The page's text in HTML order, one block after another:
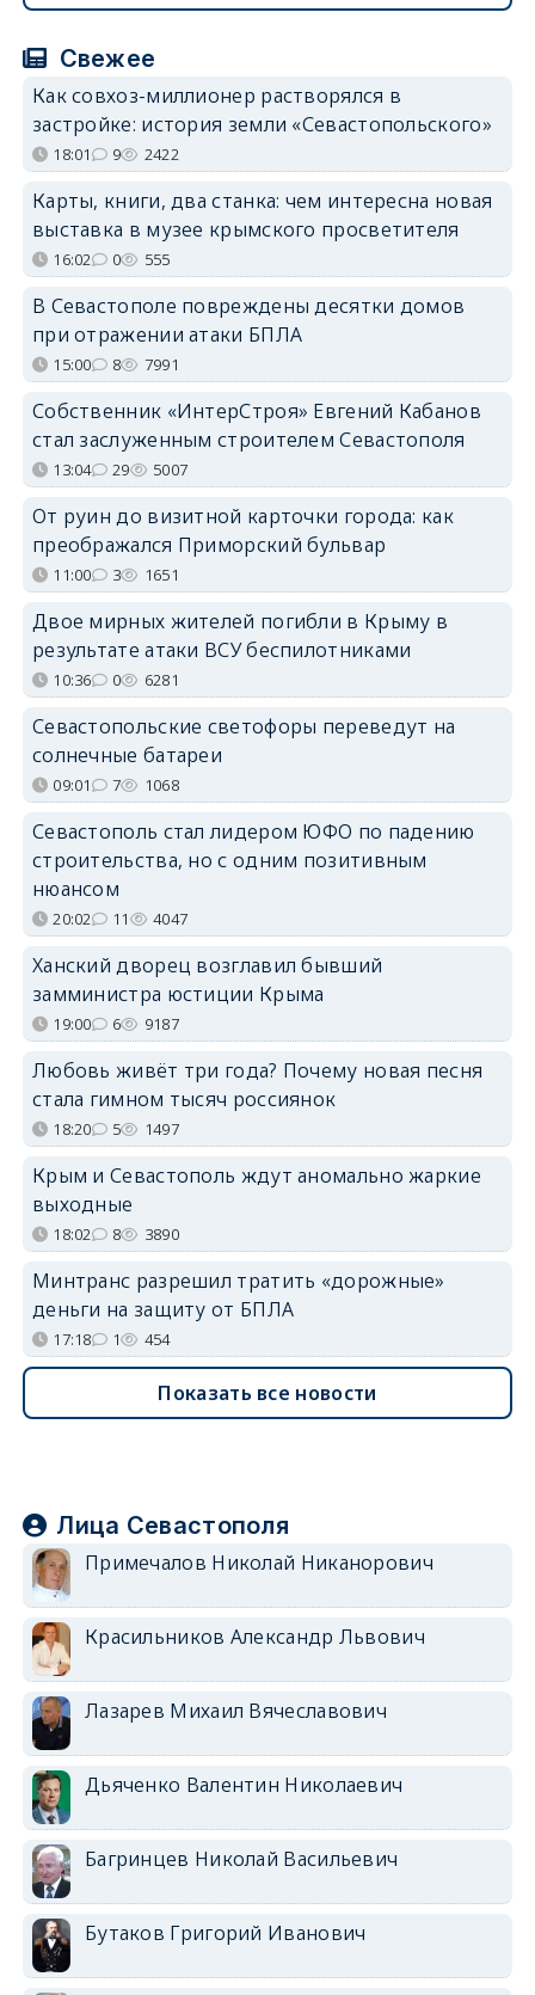
Свежее
Как совхоз-миллионер растворялся в
застройке: история земли «Севастопольского»
18:01 9 2422
Карты, книги, два станка: чем интересна новая
выставка в музее крымского просветителя
16:02 0 555
В Севастополе повреждены десятки домов
при отражении атаки БПЛА
15:00 8 7991
Собственник «ИнтерСтроя» Евгений Кабанов
стал заслуженным строителем Севастополя
13:04 29 5007
От руин до визитной карточки города: как
преображался Приморский бульвар
11:00 3 1651
Двое мирных жителей погибли в Крыму в
результате атаки ВСУ беспилотниками
10:36 0 6281
Севастопольские светофоры переведут на
солнечные батареи
09:01 7 1068
Севастополь стал лидером ЮФО по падению
строительства, но с одним позитивным
нюансом
20:02 11 4047
Ханский дворец возглавил бывший
замминистра юстиции Крыма
19:00 6 9187
Любовь живёт три года? Почему новая песня
стала гимном тысяч россиянок
18:20 5 1497
Крым и Севастополь ждут аномально жаркие
выходные
18:02 8 3890
Минтранс разрешил тратить «дорожные»
деньги на защиту от БПЛА
17:18 1 454
Показать все новости
Лица Севастополя
Примечалов Николай Никанорович
Красильников Александр Львович
Лазарев Михаил Вячеславович
Дьяченко Валентин Николаевич
Багринцев Николай Васильевич
Бутаков Григорий Иванович